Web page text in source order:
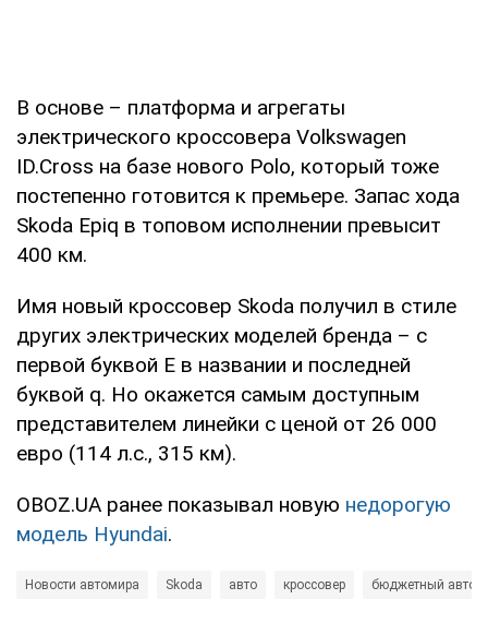
В основе – платформа и агрегаты
электрического кроссовера Volkswagen
ID.Cross на базе нового Polo, который тоже
постепенно готовится к премьере. Запас хода
Skoda Epiq в топовом исполнении превысит
400 км.
Имя новый кроссовер Skoda получил в стиле
других электрических моделей бренда – с
первой буквой E в названии и последней
буквой q. Но окажется самым доступным
представителем линейки с ценой от 26 000
евро (114 л.с., 315 км).
OBOZ.UA ранее показывал новую недорогую
модель Hyundai.
Новости автомира Skoda авто кроссовер бюджетный